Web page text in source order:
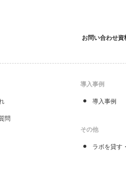
お問い合わせ資
問
導入事例
導入事例
その他
ラボを貸す